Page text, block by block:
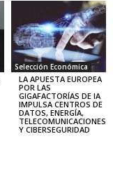
Selección Económica
LA APUESTA EUROPEA
POR LAS
GIGAFACTORÍAS DE IA
IMPULSA CENTROS DE
DATOS, ENERGÍA,
TELECOMUNICACIONES
Y CIBERSEGURIDAD